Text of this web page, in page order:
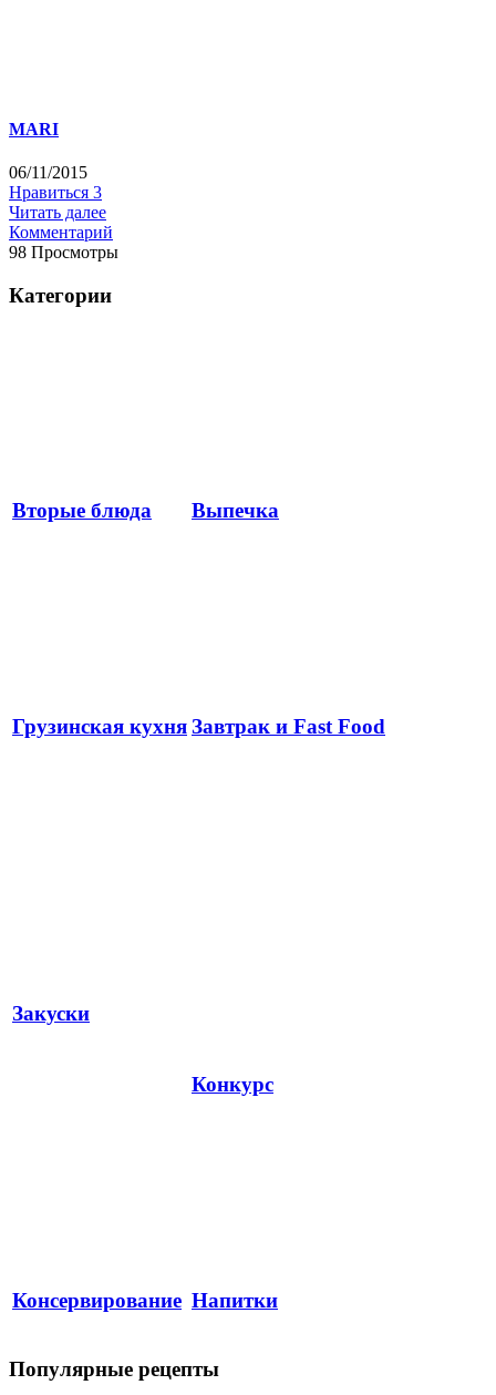
MARI
06/11/2015
Нравиться 3
Читать далее
Комментарий
98 Просмотры
Категории
Вторые блюда Выпечка
Грузинская кухняЗавтрак и Fast Food
Закуски
Конкурс
Консервирование Напитки
Популярные рецепты